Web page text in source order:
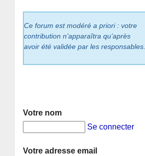
Ce forum est modéré a priori : votre
contribution n’apparaîtra qu’après
avoir été validée par les responsables.
Votre nom
Se connecter
Votre adresse email